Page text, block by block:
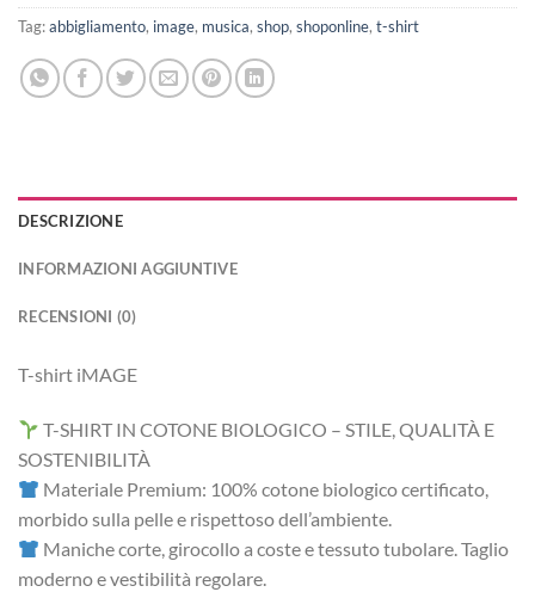
Tag:abbigliamento, image, musica, shop, shoponline, t-shirt
DESCRIZIONE
INFORMAZIONI AGGIUNTIVE
RECENSIONI (0)
T-shirt iMAGE
T-SHIRT IN COTONE BIOLOGICO – STILE, QUALITÀ E
SOSTENIBILITÀ
Materiale Premium: 100% cotone biologico certificato,
morbido sulla pelle e rispettoso dell’ambiente.
Maniche corte, girocollo a coste e tessuto tubolare. Taglio
moderno e vestibilità regolare.